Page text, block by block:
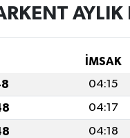
İMSAK
04:15
04:17
04:18